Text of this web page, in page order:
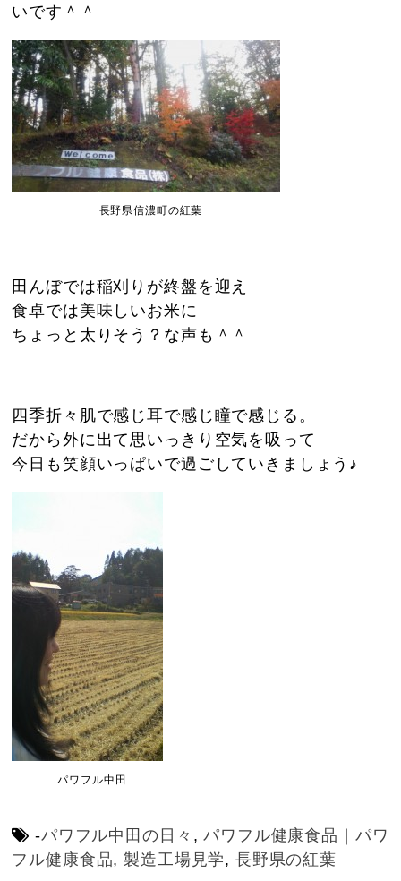
いです＾＾
長野県信濃町の紅葉
田んぼでは稲刈りが終盤を迎え
食卓では美味しいお米に
ちょっと太りそう？な声も＾＾
四季折々肌で感じ耳で感じ瞳で感じる。
だから外に出て思いっきり空気を吸って
今日も笑顔いっぱいで過ごしていきましょう♪
パワフル中田
-パワフル中田の日々 ,パワフル健康食品
パワ
フル健康食品, 製造工場見学, 長野県の紅葉